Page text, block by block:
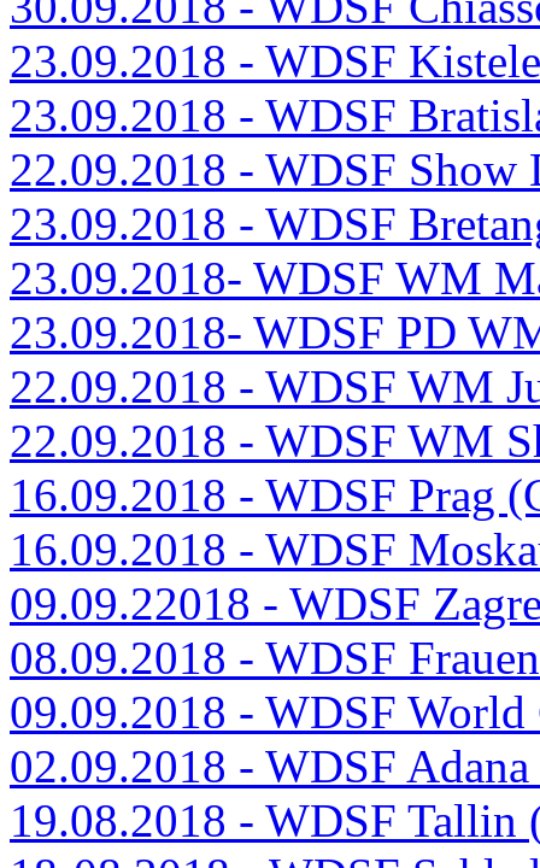
23.09.2018 - WDSF
23.09.2018 - WDSF
22.09.2018 - WDSF Show
23.09.2018 - WDSF
23.09.2018- WDSF WM
23.09.2018- WDSF PD
22.09.2018 - WDSF WM
22.09.2018 - WDSF WM
16.09.2018 - WDSF Prag
16.09.2018 - WDSF
09.09.22018 - WDSF
08.09.2018 - WDSF
09.09.2018 - WDSF
02.09.2018 - WDSF
19.08.2018 - WDSF Tallin